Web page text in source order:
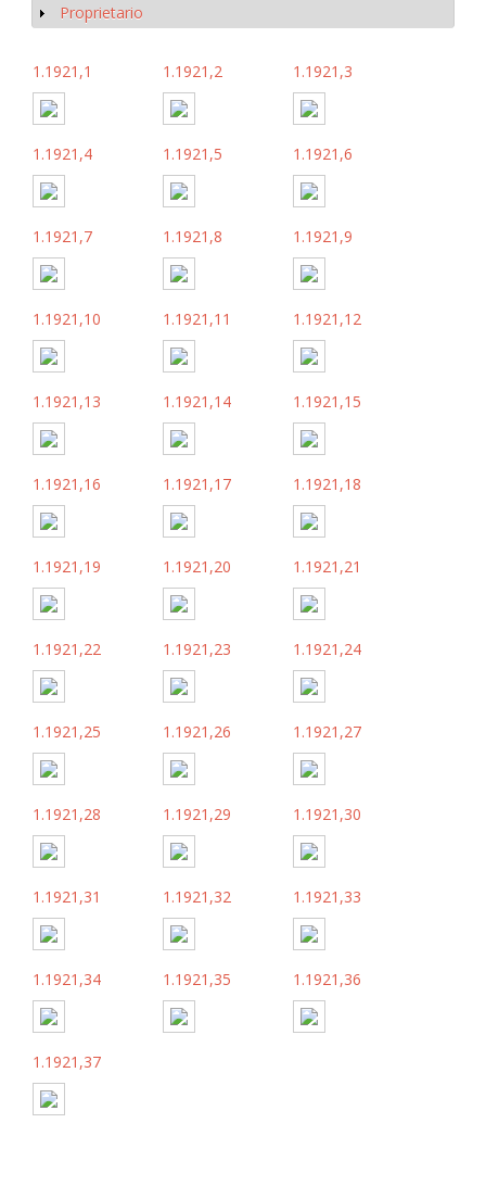
Mostrar
Proprietario
1.1921,1 1.1921,2 1.1921,3
1.1921,4 1.1921,5 1.1921,6
1.1921,7 1.1921,8 1.1921,9
1.1921,10 1.1921,11 1.1921,12
1.1921,13 1.1921,14 1.1921,15
1.1921,16 1.1921,17 1.1921,18
1.1921,19 1.1921,20 1.1921,21
1.1921,22 1.1921,23 1.1921,24
1.1921,25 1.1921,26 1.1921,27
1.1921,28 1.1921,29 1.1921,30
1.1921,31 1.1921,32 1.1921,33
1.1921,34 1.1921,35 1.1921,36
1.1921,37